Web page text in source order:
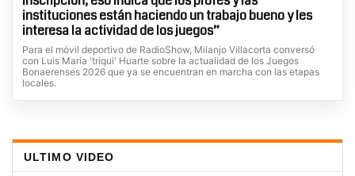
instituciones están haciendo un trabajo bueno y les
interesa la actividad de los juegos”
Para el móvil deportivo de RadioShow, Milanjo Villacorta conversó
con Luis María 'triqui' Huarte sobre la actualidad de los Juegos
Bonaerenses 2026 que ya se encuentran en marcha con las etapas
locales.
ULTIMO VIDEO